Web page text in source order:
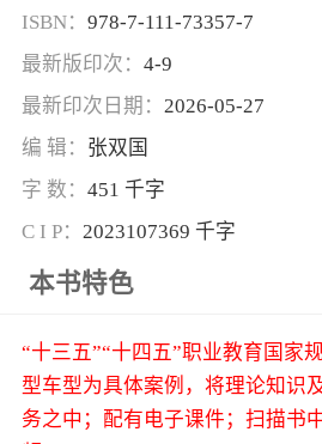
ISBN： 978-7-111-73357-7
最新版印次： 4-9
最新印次日期： 2026-05-27
编 辑： 张双国
字 数： 451 千字
C I P： 2023107369 千字
本书特色
“十三五”“十四五”职业教育国家
型车型为具体案例，将理论知识
务之中；配有电子课件；扫描书